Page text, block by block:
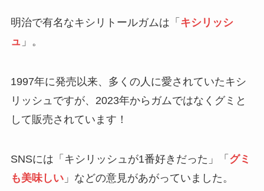
明治で有名なキシリトールガムは「 キシリッシ
ュ 」。
1997年に発売以来、多くの人に愛されていたキシ
リッシュですが、2023年からガムではなくグミと
して販売されています！
SNSには「キシリッシュが1番好きだった」「 グミ
も美味しい」などの意見があがっていました。